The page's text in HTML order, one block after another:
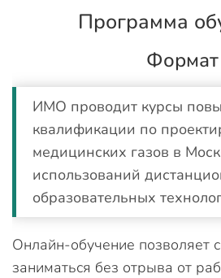
Программа
Формат
ИМО проводит курсы
квалификации по
медицинских газов в
использований
образовательных
Онлайн-обучение позволяет
заниматься без отрыва от